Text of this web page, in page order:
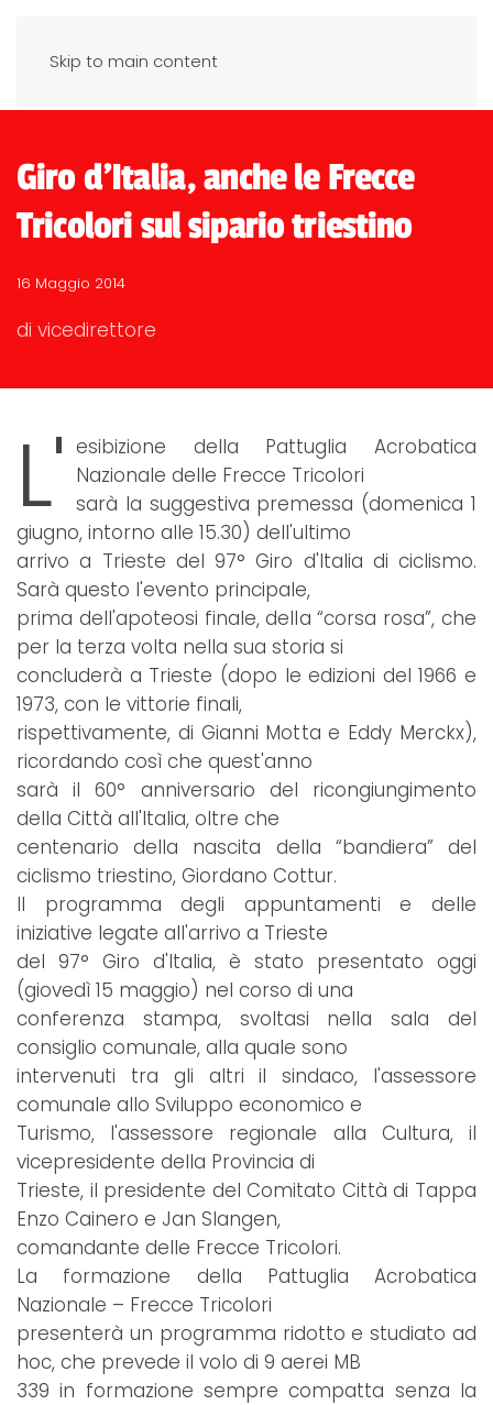
Skip to main content
Giro d'Italia, anche le Frecce
Tricolori sul sipario triestino
16 Maggio 2014
di vicedirettore
L' esibizione della Pattuglia Acrobatica
Nazionale delle Frecce Tricolori
sarà la suggestiva premessa (domenica 1
giugno, intorno alle 15.30) dell'ultimo
arrivo a Trieste del 97° Giro d'Italia di ciclismo.
Sarà questo l'evento principale,
prima dell'apoteosi finale, della “corsa rosa”, che
per la terza volta nella sua storia si
concluderà a Trieste (dopo le edizioni del 1966 e
1973, con le vittorie finali,
rispettivamente, di Gianni Motta e Eddy Merckx),
ricordando così che quest'anno
sarà il 60° anniversario del ricongiungimento
della Città all'Italia, oltre che
centenario della nascita della “bandiera” del
ciclismo triestino, Giordano Cottur.
Il programma degli appuntamenti e delle
iniziative legate all'arrivo a Trieste
del 97° Giro d'Italia, è stato presentato oggi
(giovedì 15 maggio) nel corso di una
conferenza stampa, svoltasi nella sala del
consiglio comunale, alla quale sono
intervenuti tra gli altri il sindaco, l'assessore
comunale allo Sviluppo economico e
Turismo, l'assessore regionale alla Cultura, il
vicepresidente della Provincia di
Trieste, il presidente del Comitato Città di Tappa
Enzo Cainero e Jan Slangen,
comandante delle Frecce Tricolori.
La formazione della Pattuglia Acrobatica
Nazionale – Frecce Tricolori
presenterà un programma ridotto e studiato ad
hoc, che prevede il volo di 9 aerei MB
339 in formazione sempre compatta senza la